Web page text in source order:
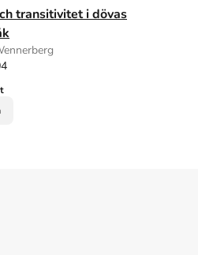
transitivitet i dövas